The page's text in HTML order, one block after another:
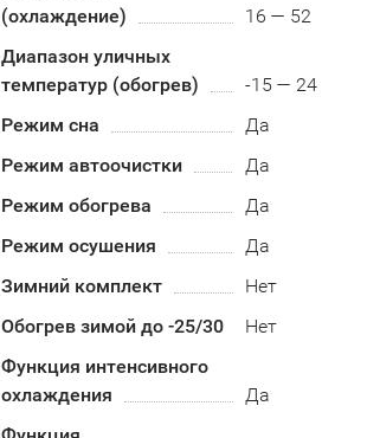
(охлаждение)
16 — 52
Диапазон уличных
температур (обогрев)
-15 — 24
Режим сна
Да
Режим автоочистки
Да
Режим обогрева
Да
Режим осушения
Да
Зимний комплект
Нет
Обогрев зимой до -25/30
Нет
Функция интенсивного
охлаждения
Да